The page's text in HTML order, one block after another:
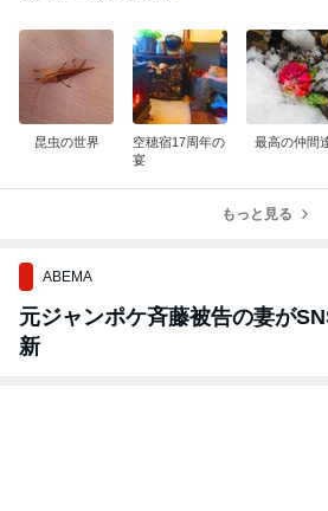
昆虫の世界
空穂宿17周年の
宴
最高の仲間
もっと見る
ABEMA
元ジャンポケ斉藤被告の妻が
新